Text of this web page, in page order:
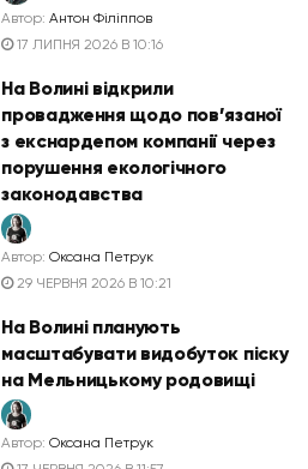
Автор: Антон Філіппов
17 ЛИПНЯ 2026 В 10:16
На Волині відкрили
провадження щодо пов’язаної
з екснардепом компанії через
порушення екологічного
законодавства
Автор: Оксана Петрук
29 ЧЕРВНЯ 2026 В 10:21
На Волині планують
масштабувати видобуток піску
на Мельницькому родовищі
Автор: Оксана Петрук